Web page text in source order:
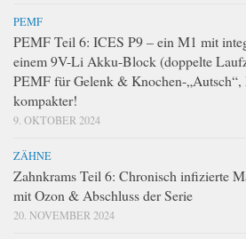
PEMF
PEMF Teil 6: ICES P9 – ein M1 mit
einem 9V-Li Akku-Block (doppelte
PEMF für Gelenk & Knochen-
kompakter!
9. OKTOBER 2024
ZÄHNE
Zahnkrams Teil 6: Chronisch infizierte
mit Ozon & Abschluss der Serie
20. NOVEMBER 2024